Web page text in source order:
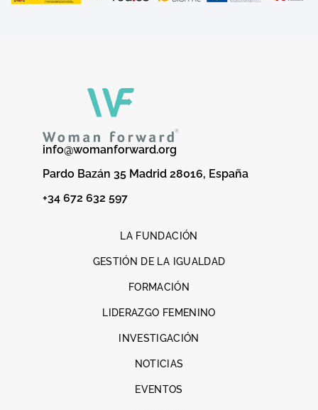
info@womanforward.org
Pardo Bazán 35 Madrid 28016, España
+34 672 632 597
LA FUNDACIÓN
GESTIÓN DE LA IGUALDAD
FORMACIÓN
LIDERAZGO FEMENINO
INVESTIGACIÓN
NOTICIAS
EVENTOS